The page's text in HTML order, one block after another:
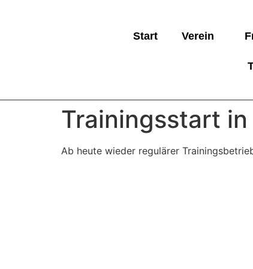
Start Verein
Trainingsstart
Ab heute wieder regulärer